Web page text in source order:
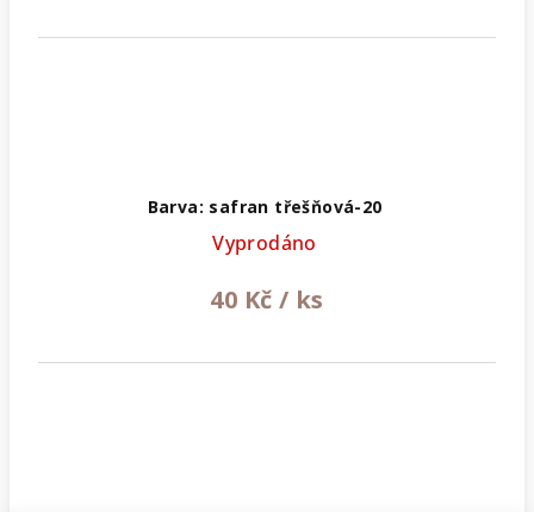
Barva: safran třešňová-20
Vyprodáno
40 Kč / ks